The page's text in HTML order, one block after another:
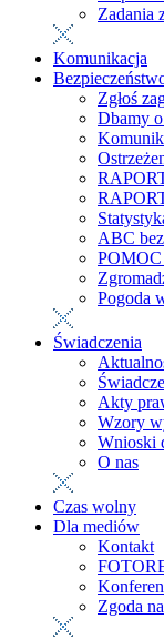
Zadania
Komunikacja
Zgłoś
Dbamy
ABC
Pogoda
Świadczenia
Akty
Wzory
Wnioski
O nas
Czas wolny
Dla mediów
Kontakt
Zgoda